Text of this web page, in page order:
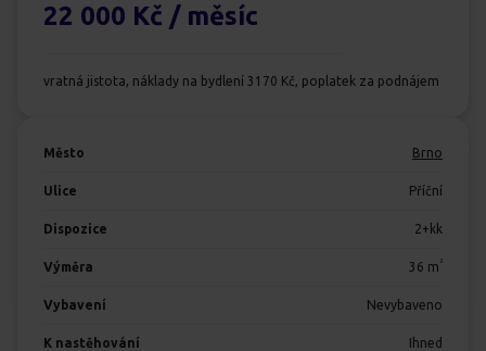
22 000 Kč / měsíc
vratná jistota, náklady na bydlení 3170 Kč, poplatek za podnájem
Město Brno
Ulice Příční
Dispozice 2+kk
Výměra 36 m 2
Vybavení Nevybaveno
K nastěhování Ihned